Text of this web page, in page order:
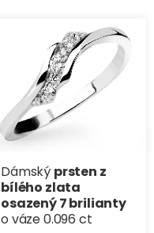
Dámský prsten z
bílého zlata
osazený 7 brilianty
o váze 0.096 ct